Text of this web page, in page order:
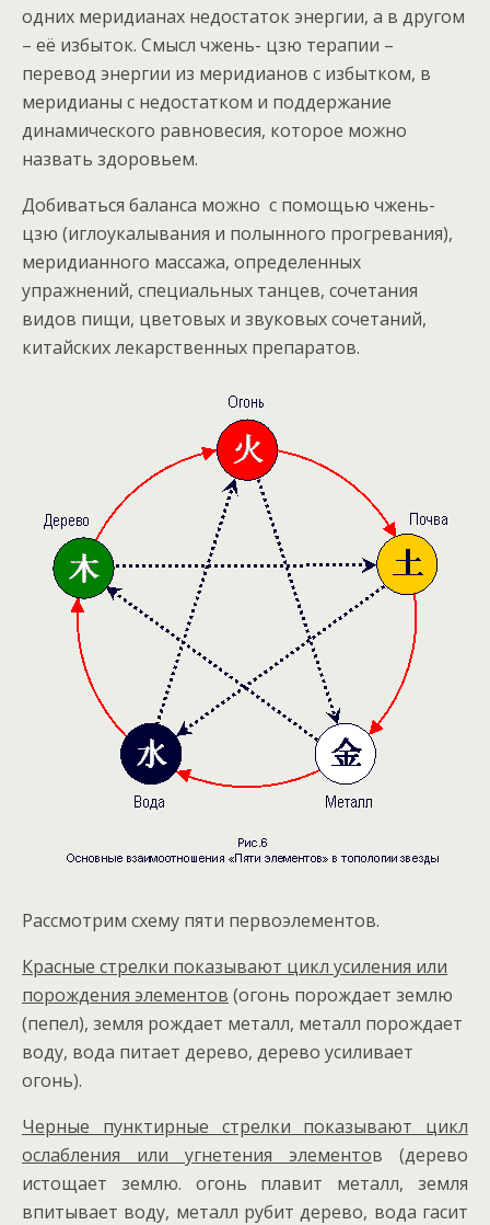
одних меридианах недостаток энергии, а в другом
– её избыток. Смысл чжень- цзю терапии –
перевод энергии из меридианов с избытком, в
меридианы с недостатком и поддержание
динамического равновесия, которое можно
назвать здоровьем.
Добиваться баланса можно с помощью чжень-
цзю (иглоукалывания и полынного прогревания),
меридианного массажа, определенных
упражнений, специальных танцев, сочетания
видов пищи, цветовых и звуковых сочетаний,
китайских лекарственных препаратов.
Рассмотрим схему пяти первоэлементов.
Красные стрелки показывают цикл усиления или
порождения элементов (огонь порождает землю
(пепел), земля рождает металл, металл порождает
воду, вода питает дерево, дерево усиливает
огонь).
Черные пунктирные стрелки показывают цикл
ослабления или угнетения элементов (дерево
истощает землю. огонь плавит металл, земля
впитывает воду, металл рубит дерево, вода гасит